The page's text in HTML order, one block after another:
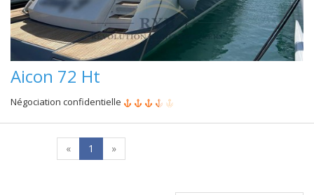
Aicon 72 Ht
Négociation confidentielle
« 1 »